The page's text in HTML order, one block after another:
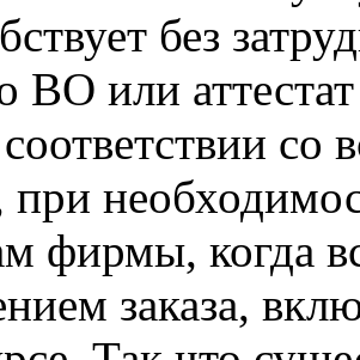
без
ВО или
фирмы, когда
заказа,